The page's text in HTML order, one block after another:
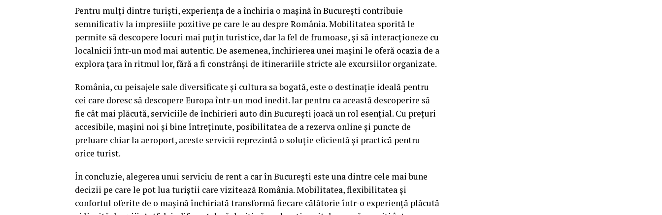
Pentru mulți dintre turiști, experiența de a închiria o mașină în București contribuie
semnificativ la impresiile pozitive pe care le au despre România. Mobilitatea sporită le
permite să descopere locuri mai puțin turistice, dar la fel de frumoase, și să interacționeze cu
localnicii într-un mod mai autentic. De asemenea, închirierea unei mașini le oferă ocazia de a
explora țara în ritmul lor, fără a fi constrânși de itinerariile stricte ale excursiilor organizate.
România, cu peisajele sale diversificate și cultura sa bogată, este o destinație ideală pentru
cei care doresc să descopere Europa într-un mod inedit. Iar pentru ca această descoperire să
fie cât mai plăcută, serviciile de închirieri auto din București joacă un rol esențial. Cu prețuri
accesibile, mașini noi și bine întreținute, posibilitatea de a rezerva online și puncte de
preluare chiar la aeroport, aceste servicii reprezintă o soluție eficientă și practică pentru
orice turist.
În concluzie, alegerea unui serviciu de rent a car în București este una dintre cele mai bune
decizii pe care le pot lua turiștii care vizitează România. Mobilitatea, flexibilitatea și
confortul oferite de o mașină închiriată transformă fiecare călătorie într-o experiență plăcută